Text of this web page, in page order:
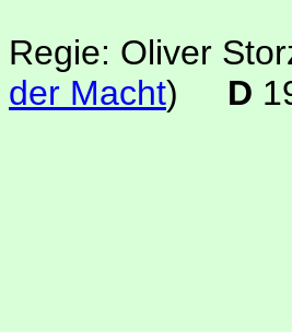
Regie: Oliver
der Macht) D